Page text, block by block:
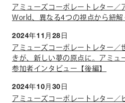
アミューズコーポレートレター
World、異なる4つの視点から紐解
2024年11月28日
アミューズコーポレートレター／
きが、新しい夢の原点に。アミュ
参加者インタビュー【後編】
2024年10月30日
アミューズコーポレートレター／